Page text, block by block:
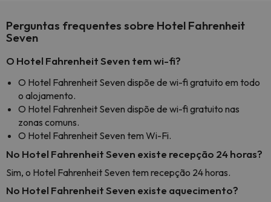
Perguntas frequentes sobre Hotel Fahrenheit
Seven
O Hotel Fahrenheit Seven tem wi-fi?
O Hotel Fahrenheit Seven dispõe de wi-fi gratuito em todo
o alojamento.
O Hotel Fahrenheit Seven dispõe de wi-fi gratuito nas
zonas comuns.
O Hotel Fahrenheit Seven tem Wi-Fi.
No Hotel Fahrenheit Seven existe recepção 24 horas?
Sim, o Hotel Fahrenheit Seven tem recepção 24 horas.
No Hotel Fahrenheit Seven existe aquecimento?